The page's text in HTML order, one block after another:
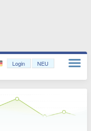
Login NEU